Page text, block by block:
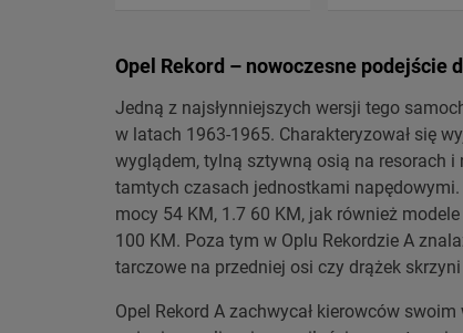
Opel Rekord – nowoczesne podejście
Jedną z najsłynniejszych wersji tego
w latach 1963-1965. Charakteryzował się
wyglądem, tylną sztywną osią na resorach
tamtych czasach jednostkami
mocy 54 KM, 1.7 60 KM, jak również
100 KM. Poza tym w Oplu Rekordzie A
tarczowe na przedniej osi czy drążek
Opel Rekord A zachwycał kierowców